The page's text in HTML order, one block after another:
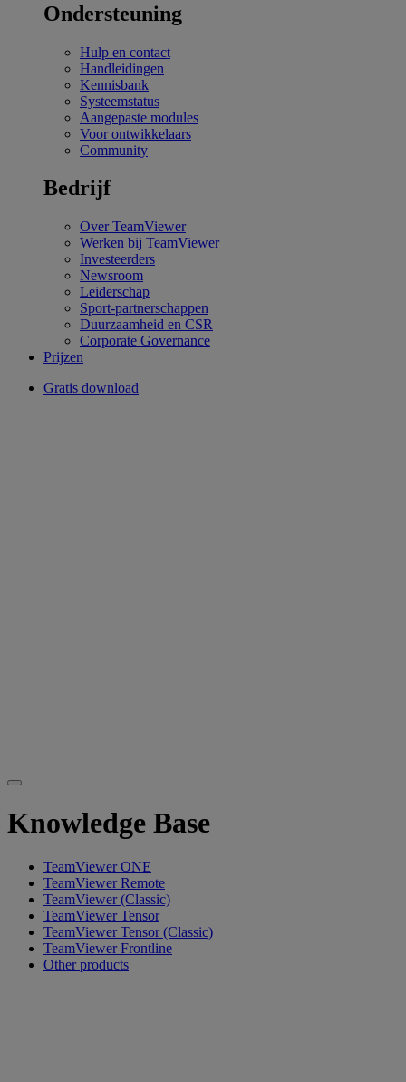
Ondersteuning
Hulp en contact
Handleidingen
Kennisbank
Systeemstatus
Aangepaste modules
Voor ontwikkelaars
Community
Bedrijf
Over TeamViewer
Werken bij TeamViewer
Investeerders
Newsroom
Leiderschap
Sport-partnerschappen
Duurzaamheid en CSR
Corporate Governance
Prijzen
Gratis download
Knowledge Base
TeamViewer ONE
TeamViewer Remote
TeamViewer (Classic)
TeamViewer Tensor
TeamViewer Tensor (Classic)
TeamViewer Frontline
Other products